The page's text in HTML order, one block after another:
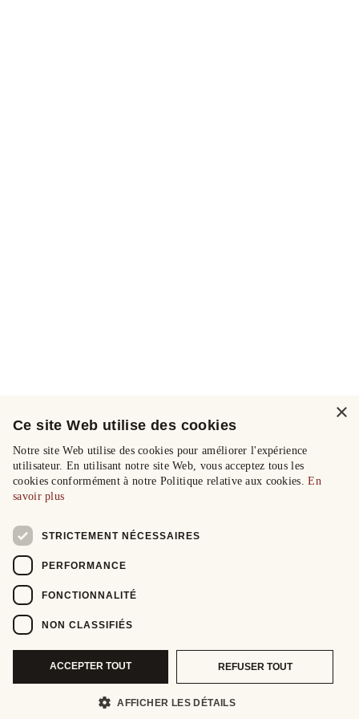
×
Ce site Web utilise des cookies
Notre site Web utilise des cookies pour améliorer l'expérience
utilisateur. En utilisant notre site Web, vous acceptez tous les
cookies conformément à notre Politique relative aux cookies.En
savoir plus
STRICTEMENT NÉCESSAIRES
PERFORMANCE
FONCTIONNALITÉ
NON CLASSIFIÉS
ACCEPTER TOUT REFUSER TOUT
AFFICHER LES DÉTAILS